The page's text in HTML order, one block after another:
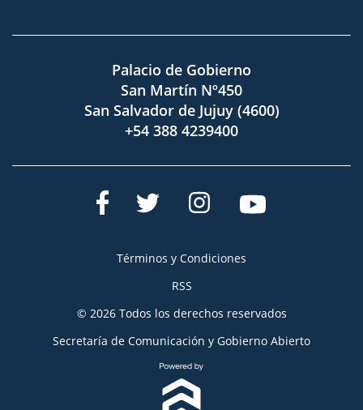
Palacio de Gobierno
San Martín Nº450
San Salvador de Jujuy (4600)
+54 388 4239400
Términos y Condiciones
RSS
© 2026 Todos los derechos reservados
Secretaría de Comunicación y Gobierno Abierto